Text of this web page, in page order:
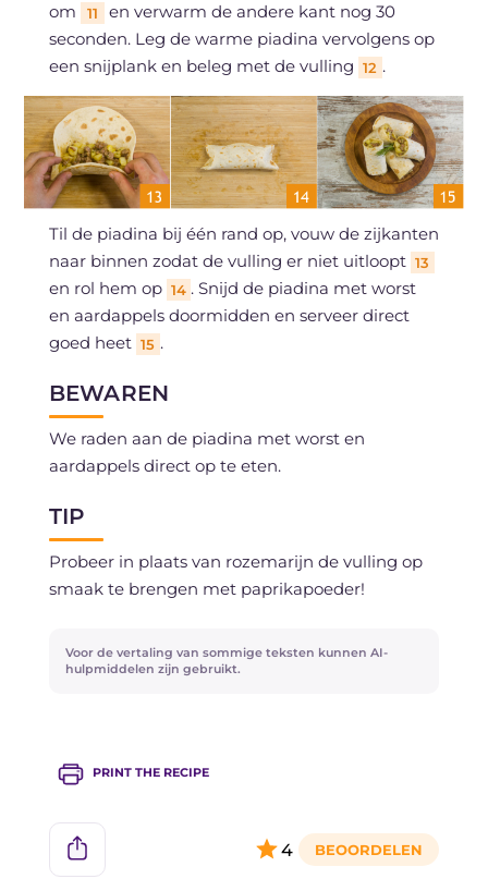
om
11
en verwarm de andere kant nog 30
seconden. Leg de warme piadina vervolgens op
een snijplank en beleg met de vulling 12 .
Til de piadina bij één rand op, vouw de zijkanten
naar binnen zodat de vulling er niet uitloopt 13
en rol hem op 14 . Snijd de piadina met worst
en aardappels doormidden en serveer direct
goed heet 15 .
BEWAREN
We raden aan de piadina met worst en
aardappels direct op te eten.
TIP
Probeer in plaats van rozemarijn de vulling op
smaak te brengen met paprikapoeder!
Voor de vertaling van sommige teksten kunnen AI-
hulpmiddelen zijn gebruikt.
PRINT THE RECIPE
4